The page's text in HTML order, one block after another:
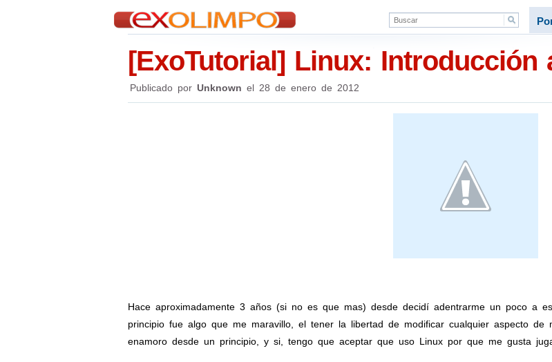
[ExoTutorial] Linux: Introducción
Publicado por Unknown el 28 de enero de 2012
Hace aproximadamente 3 años (si no es que mas) desde decidí adentrarme un poco a
principio fue algo que me maravillo, el tener la libertad de modificar cualquier aspecto
enamoro desde un principio, y si, tengo que aceptar que uso Linux por que me gusta